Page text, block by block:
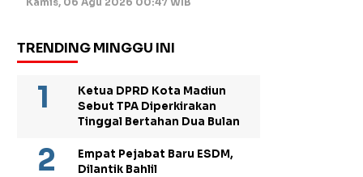
TRENDING MINGGU INI
Ketua DPRD Kota Madiun
Sebut TPA Diperkirakan
Tinggal Bertahan Dua Bulan
Empat Pejabat Baru ESDM,
Dilantik Bahlil